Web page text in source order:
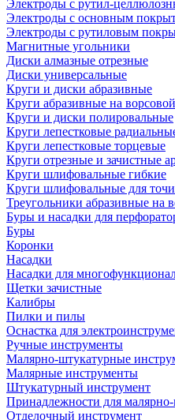
Электроды с рутил-
Электроды с основным
Электроды с рутиловым
Магнитные угольники
Диски алмазные отрезные
Диски универсальные
Круги и диски абразивные
Круги абразивные на
Круги и диски полировальные
Круги лепестковые
Круги лепестковые торцевые
Круги отрезные и зачистные
Круги шлифовальные гибкие
Круги шлифовальные для
Треугольники абразивные на
Буры и насадки для
Буры
Коронки
Насадки
Насадки для
Щетки зачистные
Калибры
Пилки и пилы
Оснастка для
Ручные инструменты
Малярно-штукатурные
Малярные инструменты
Штукатурный инструмент
Принадлежности для
Отделочный инструмент